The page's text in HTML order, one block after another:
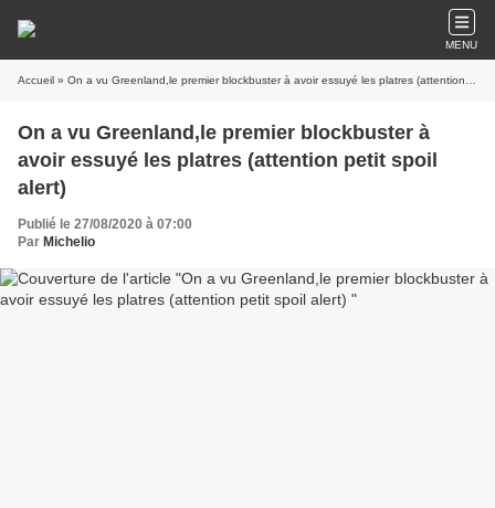
MENU
Accueil » On a vu Greenland,le premier blockbuster à avoir essuyé les platres (attention petit spoil alert)
On a vu Greenland,le premier blockbuster à
avoir essuyé les platres (attention petit spoil
alert)
Publié le 27/08/2020 à 07:00
Par Michelio